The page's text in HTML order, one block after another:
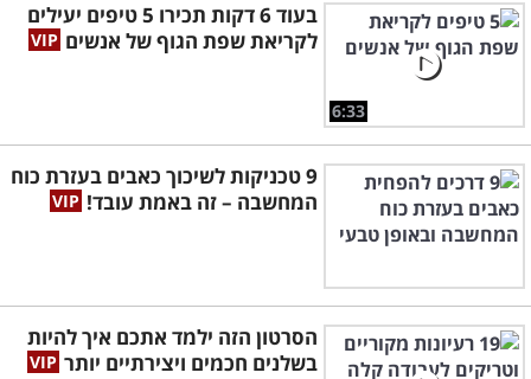
6:33
בעוד 6 דקות תכירו 5 טיפים יעילים
לקריאת שפת הגוף של אנשים
9 טכניקות לשיכוך כאבים בעזרת כוח
המחשבה – זה באמת עובד!
הסרטון הזה ילמד אתכם איך להיות
בשלנים חכמים ויצירתיים יותר